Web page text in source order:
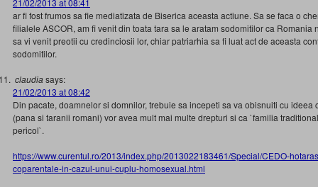
21/02/2013 at 08:41
ar fi fost frumos sa fie mediatizata de Biserica aceasta actiune. Sa se faca o
filialele ASCOR, am fi venit din toata tara sa le aratam sodomitilor ca Romania
sa vi venit preotii cu credinciosii lor, chiar patriarhia sa fi luat act de aceasta
sodomitilor.
claudiasays:
21/02/2013 at 08:42
Din pacate, doamnelor si domnilor, trebuie sa incepeti sa va obisnuiti cu ideea
(pana si taranii romani) vor avea mult mai multe drepturi si ca `familia
pericol`.
https://www.curentul.ro/2013/index.php/2013022183461/Special/CEDO-
coparentale-in-cazul-unui-cuplu-homosexual.html